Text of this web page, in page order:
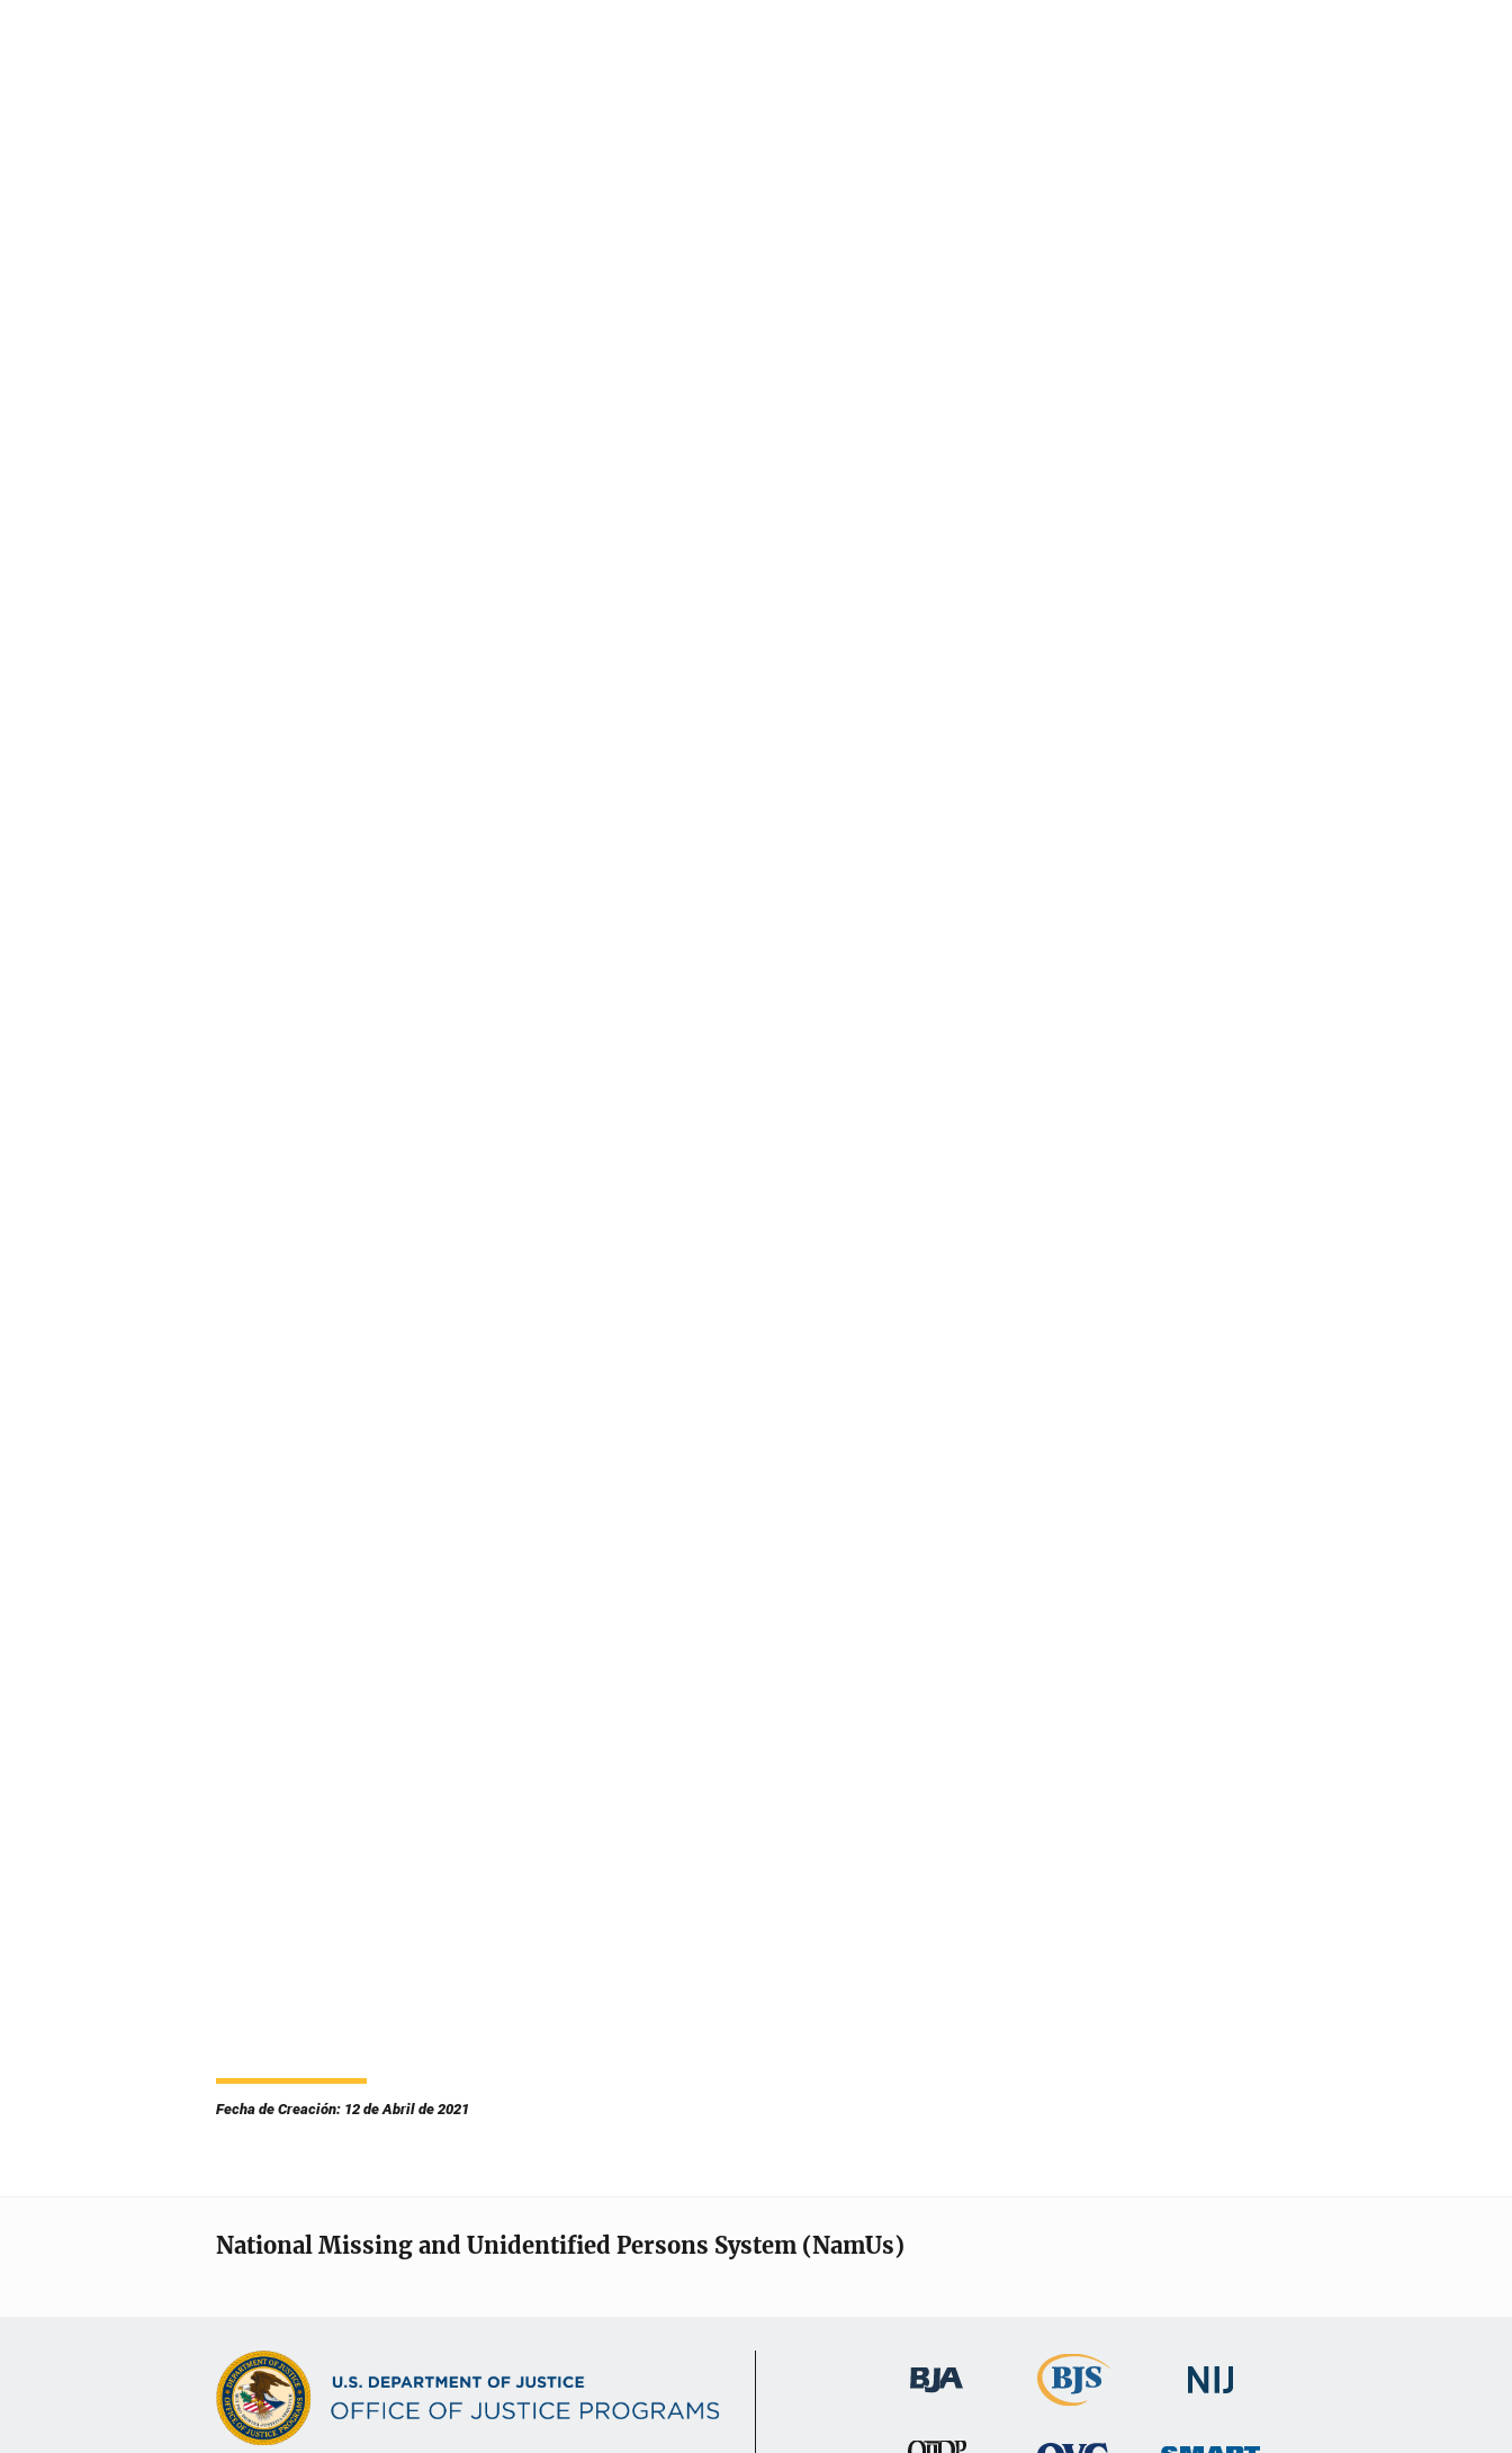
Fecha de Creación: 12 de Abril de 2021
National Missing and Unidentified Persons System (NamUs)